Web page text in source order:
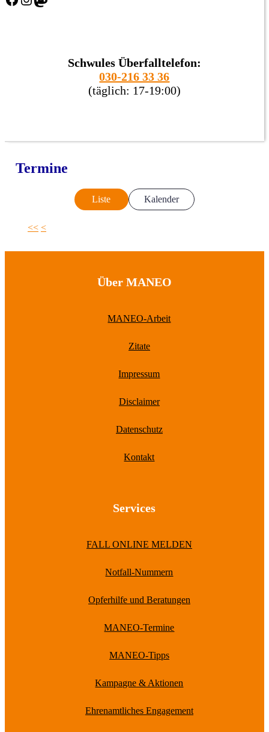
Schwules Überfalltelefon:
030-216 33 36
(täglich: 17-19:00)
Termine
Liste Kalender
<< <
Über MANEO
MANEO-Arbeit
Zitate
Impressum
Disclaimer
Datenschutz
Kontakt
Services
FALL ONLINE MELDEN
Notfall-Nummern
Opferhilfe und Beratungen
MANEO-Termine
MANEO-Tipps
Kampagne & Aktionen
Ehrenamtliches Engagement